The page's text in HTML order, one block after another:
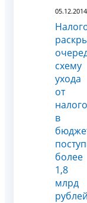
05.12.2014
схему
ухода
от
в
более
1,8
млрд
рублей